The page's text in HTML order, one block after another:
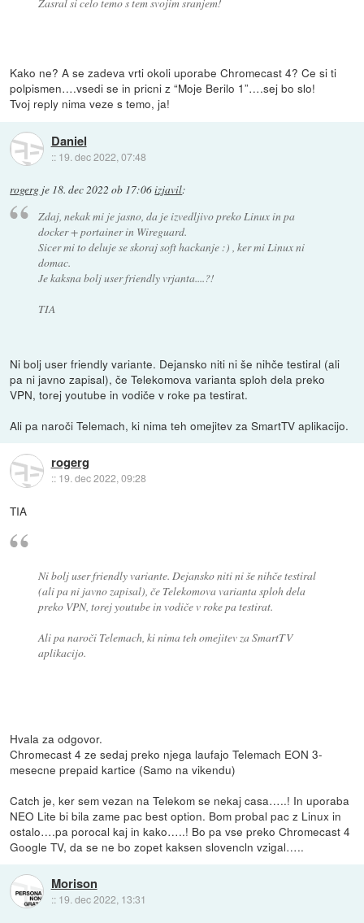
Kako ne? A se zadeva vrti okoli uporabe Chromecast 4? Ce si ti
polpismen….vsedi se in pricni z “Moje Berilo 1”….sej bo slo!
Tvoj reply nima veze s temo, ja!
Daniel
:: 19. dec 2022, 07:48
rogerg je 18. dec 2022 ob 17:06izjavil:
Zdaj, nekak mi je jasno, da je izvedljivo preko Linux in pa
docker + portainer in Wireguard.
Sicer mi to deluje se skoraj soft hackanje :) , ker mi Linux ni
domac.
Je kaksna bolj user friendly vrjanta....?!
TIA
Ni bolj user friendly variante. Dejansko niti ni še nihče testiral (ali
pa ni javno zapisal), če Telekomova varianta sploh dela preko
VPN, torej youtube in vodiče v roke pa testirat.
Ali pa naroči Telemach, ki nima teh omejitev za SmartTV aplikacijo.
rogerg
:: 19. dec 2022, 09:28
TIA
Ni bolj user friendly variante. Dejansko niti ni še nihče testiral
(ali pa ni javno zapisal), če Telekomova varianta sploh dela
preko VPN, torej youtube in vodiče v roke pa testirat.
Ali pa naroči Telemach, ki nima teh omejitev za SmartTV
aplikacijo.
Hvala za odgovor.
Chromecast 4 ze sedaj preko njega laufajo Telemach EON 3-
mesecne prepaid kartice (Samo na vikendu)
Catch je, ker sem vezan na Telekom se nekaj casa…..! In uporaba
NEO Lite bi bila zame pac best option. Bom probal pac z Linux in
ostalo….pa porocal kaj in kako…..! Bo pa vse preko Chromecast 4
Google TV, da se ne bo zopet kaksen slovencln vzigal…..
Morison
:: 19. dec 2022, 13:31